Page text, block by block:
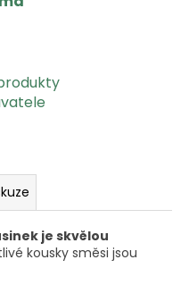
je skvělou
kousky směsi jsou